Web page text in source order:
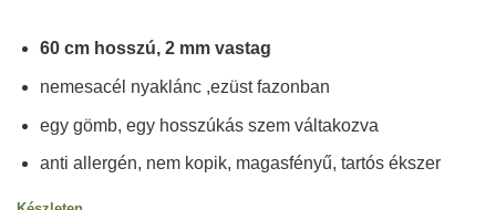
60 cm hosszú, 2 mm vastag
nemesacél nyaklánc ,ezüst fazonban
egy gömb, egy hosszúkás szem váltakozva
anti allergén, nem kopik, magasfényű, tartós ékszer